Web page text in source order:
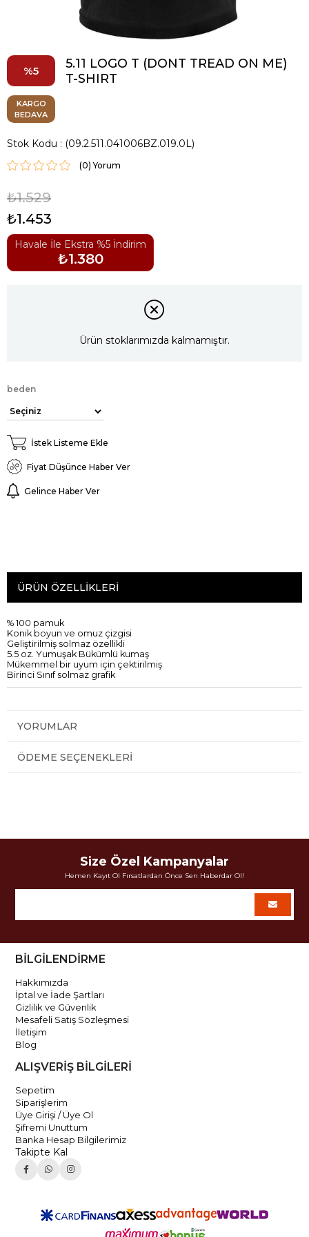
5
5.11 LOGO T (DONT TREAD ON ME)
T-SHIRT
KARGO
BEDAVA
Stok Kodu (09.2.511.041006BZ.019.0L)
(0)
₺1.529
₺1.453
Havale İle Ekstra %5 İndirim
₺1.380
Ürün stoklarımızda kalmamıştır.
beden
İstek Listeme Ekle
Fiyat Düşünce Haber Ver
Gelince Haber Ver
ÜRÜN ÖZELLIKLERI
% 100 pamuk
Konik boyun ve omuz çizgisi
Geliştirilmiş solmaz özellikli
5.5 oz Yumuşak Bükümlü kumaş
Mükemmel bir uyum için çektirilmiş
Birinci Sınıf solmaz grafik
YORUMLAR
ÖDEME SEÇENEKLERI
Size Özel Kampanyalar
Hemen Kayıt Ol Fırsatlardan Önce Sen Haberdar Ol!
BİLGİLENDİRME
Hakkımızda
İptal ve İade Şartları
Gizlilik ve Güvenlik
Mesafeli Satış Sözleşmesi
İletişim
Blog
ALIŞVERİŞ BİLGİLERİ
Sepetim
Siparişlerim
Üye Girişi / Üye Ol
Şifremi Unuttum
Banka Hesap Bilgilerimiz
Takipte Kal